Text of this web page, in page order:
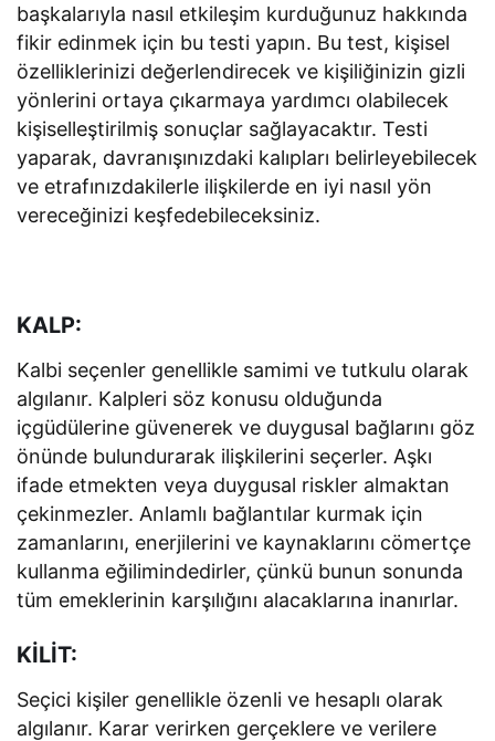
başkalarıyla nasıl etkileşim kurduğunuz hakkında
fikir edinmek için bu testi yapın. Bu test, kişisel
özelliklerinizi değerlendirecek ve kişiliğinizin gizli
yönlerini ortaya çıkarmaya yardımcı olabilecek
kişiselleştirilmiş sonuçlar sağlayacaktır. Testi
yaparak, davranışınızdaki kalıpları belirleyebilecek
ve etrafınızdakilerle ilişkilerde en iyi nasıl yön
vereceğinizi keşfedebileceksiniz.
KALP:
Kalbi seçenler genellikle samimi ve tutkulu olarak
algılanır. Kalpleri söz konusu olduğunda
içgüdülerine güvenerek ve duygusal bağlarını göz
önünde bulundurarak ilişkilerini seçerler. Aşkı
ifade etmekten veya duygusal riskler almaktan
çekinmezler. Anlamlı bağlantılar kurmak için
zamanlarını, enerjilerini ve kaynaklarını cömertçe
kullanma eğilimindedirler, çünkü bunun sonunda
tüm emeklerinin karşılığını alacaklarına inanırlar.
KİLİT:
Seçici kişiler genellikle özenli ve hesaplı olarak
algılanır. Karar verirken gerçeklere ve verilere